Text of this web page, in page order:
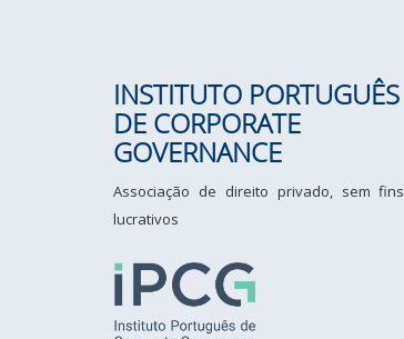
INSTITUTO PORTUGUÊS
DE CORPORATE
GOVERNANCE
Associação de direito privado, sem fins
lucrativos